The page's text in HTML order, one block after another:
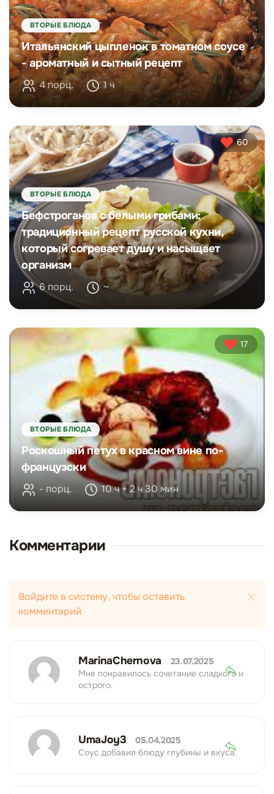
ВТОРЫЕ БЛЮДА
Итальянский цыпленок в томатном соусе
- ароматный и сытный рецепт
4 порц. 1 ч
60
ВТОРЫЕ БЛЮДА
Бефстроганов с белыми грибами:
традиционный рецепт русской кухни,
который согревает душу и насыщает
организм
6 порц. ~
17
ВТОРЫЕ БЛЮДА
Роскошный петух в красном вине по-
французски
- порц. 10 ч + 2 ч 30 мин
Комментарии
Войдите в систему, чтобы оставить
комментарий
MarinaChernova
23.07.2025
Мне понравилось сочетание сладкого и
острого.
UmaJoy3
05.04.2025
Соус добавил блюду глубины и вкуса.